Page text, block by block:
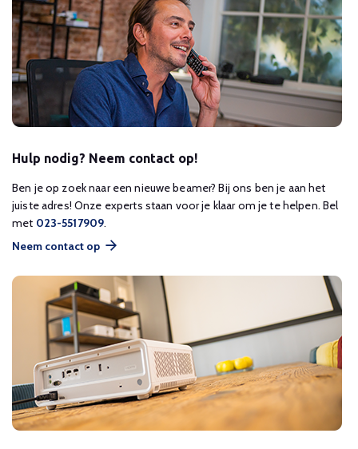
Hulp nodig? Neem contact op!
Ben je op zoek naar een nieuwe beamer? Bij ons ben je aan het
juiste adres! Onze experts staan voor je klaar om je te helpen. Bel
met 023-5517909.
Neem contact op